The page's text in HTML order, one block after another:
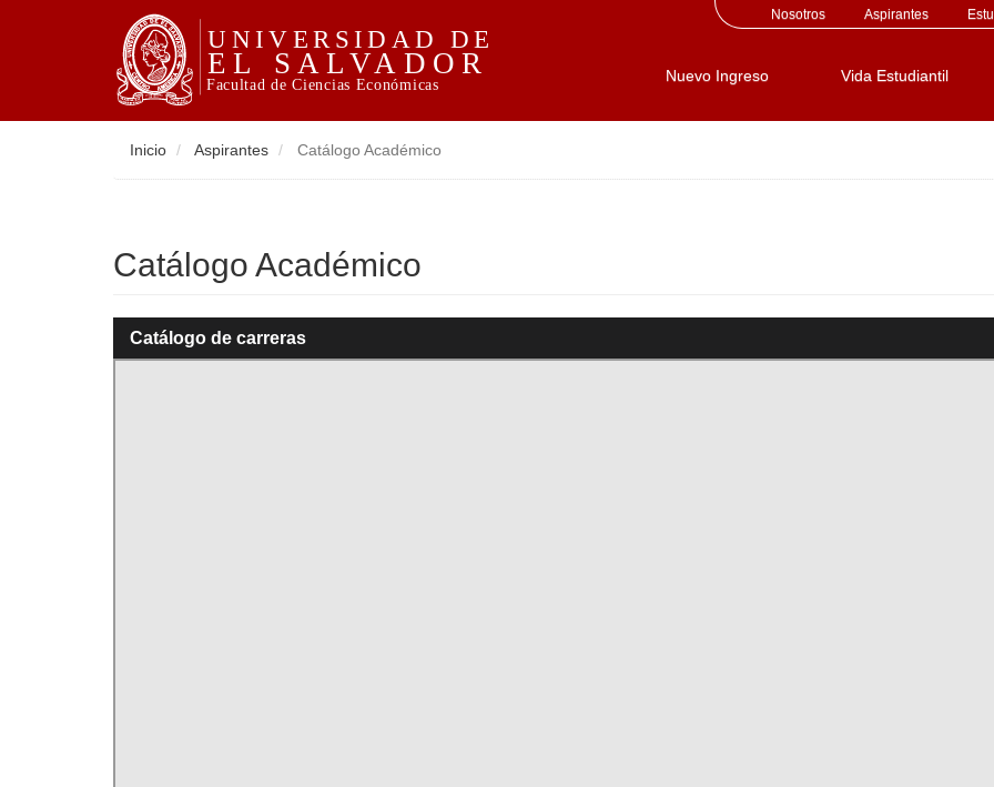
Nosotros Aspirantes
Nuevo Ingreso Vida Estudiantil
Inicio Aspirantes Catálogo Académico
Catálogo Académico
Catálogo de carreras